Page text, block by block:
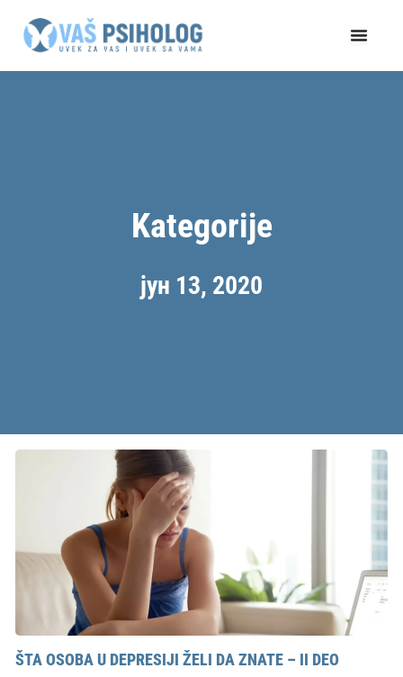
Kategorije
јун 13, 2020
ŠTA OSOBA U DEPRESIJI ŽELI DA ZNATE – II DEO